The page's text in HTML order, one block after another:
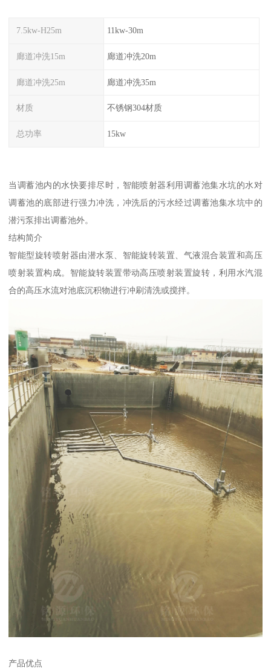
7.5kw-H25m 11kw-30m
廊道冲洗15m 廊道冲洗20m
廊道冲洗25m 廊道冲洗35m
材质 不锈钢304材质
总功率 15kw
当调蓄池内的水快要排尽时，智能喷射器利用调蓄池集水坑的水对
调蓄池的底部进行强力冲洗，冲洗后的污水经过调蓄池集水坑中的
潜污泵排出调蓄池外。
结构简介
智能型旋转喷射器由潜水泵、智能旋转装置、气液混合装置和高压
喷射装置构成。智能旋转装置带动高压喷射装置旋转，利用水汽混
合的高压水流对池底沉积物进行冲刷清洗或搅拌。
产品优点